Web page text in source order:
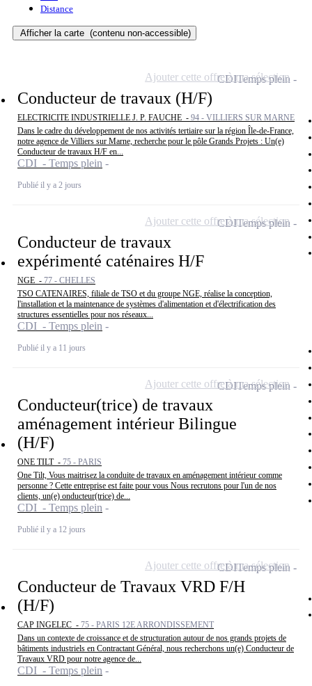
Distance
Afficher la carte (contenu non-accessible)
Conducteur de travaux (H/F)
ELECTRICITE INDUSTRIELLE J. P. FAUCHE - 94 - VILLIERS SUR MARNE
Dans le cadre du développement de nos activités tertiaire sur la région Île-de-France,
notre agence de Villiers sur Marne, recherche pour le pôle Grands Projets : Un(e)
Conducteur de travaux H/F en...
CDI - Temps plein
Publié il y a 2 jours
CDITemps plein
Ajouter cette offre à ma sélection
Conducteur de travaux
expérimenté caténaires H/F
NGE - 77 - CHELLES
TSO CATENAIRES, filiale de TSO et du groupe NGE, réalise la conception,
l'installation et la maintenance de systèmes d'alimentation et d'électrification des
structures essentielles pour nos réseaux...
CDI - Temps plein
Publié il y a 11 jours
CDITemps plein
Ajouter cette offre à ma sélection
Conducteur(trice) de travaux
aménagement intérieur Bilingue
(H/F)
ONE TILT - 75 - PARIS
One Tilt, Vous maitrisez la conduite de travaux en aménagement intérieur comme
personne ? Cette entreprise est faite pour vous Nous recrutons pour l'un de nos
clients, un(e) onducteur(trice) de...
CDI - Temps plein
Publié il y a 12 jours
CDITemps plein
Ajouter cette offre à ma sélection
Conducteur de Travaux VRD F/H
(H/F)
CAP INGELEC - 75 - PARIS 12E ARRONDISSEMENT
Dans un contexte de croissance et de structuration autour de nos grands projets de
bâtiments industriels en Contractant Général, nous recherchons un(e) Conducteur de
Travaux VRD pour notre agence de...
CDI - Temps plein
CDITemps plein
Ajouter cette offre à ma sélection